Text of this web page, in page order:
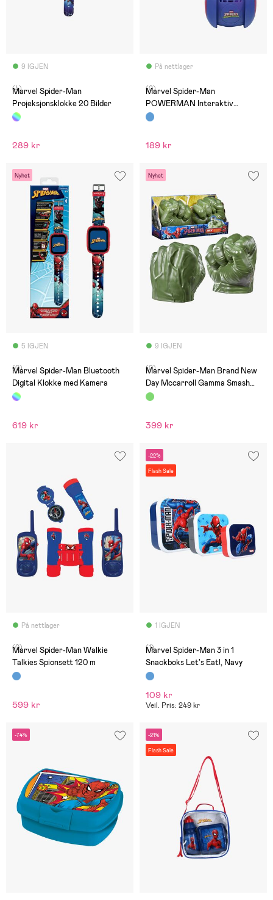
9 IGJEN
(4)
Marvel Spider-Man
Projeksjonsklokke 20 Bilder
289 kr
På nettlager
(0)
Marvel Spider-Man
POWERMAN Interaktiv
Rullende Robot
189 kr
Nyhet
5 IGJEN
(0)
Marvel Spider-Man Bluetooth
Digital Klokke med Kamera
619 kr
Nyhet
9 IGJEN
(0)
Marvel Spider-Man Brand New
Day Mccarroll Gamma Smash
Knyttnever
399 kr
På nettlager
(0)
Marvel Spider-Man Walkie
Talkies Spionsett 120 m
599 kr
-22%
Flash Sale
1 IGJEN
(1)
Marvel Spider-Man 3 in 1
Snackboks Let's Eat!, Navy
109 kr
Veil. Pris: 249 kr
-74% -21%
Flash Sale